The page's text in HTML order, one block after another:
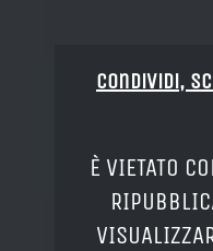
Condividi,
È VIETATO